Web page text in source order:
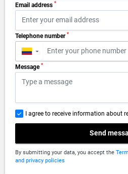
Email address *
Telephone number *
▼
Message *
I agree to receive information about
Send
By submitting your data, you accept the
and privacy policies